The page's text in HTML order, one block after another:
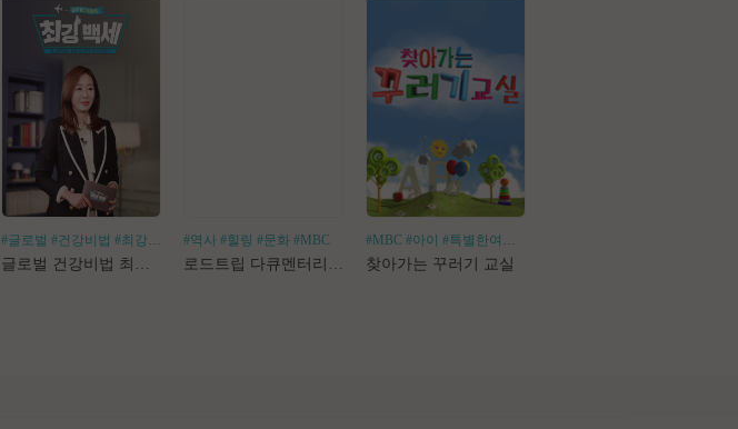
#글로벌 #건강비법 #최강백세 #김경화
#역사 #힐링 #문화 #MBC #MBC #아이 #특별한여행
찾아가는 꾸러기 교실